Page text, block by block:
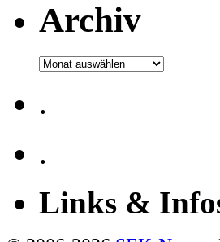
Archiv
Archiv
.
.
Links &